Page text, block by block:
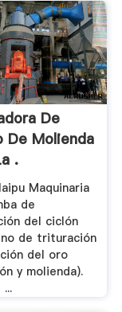
De
De Molienda
.
Maquinaria
de
del ciclón
de trituración
del oro
y molienda).